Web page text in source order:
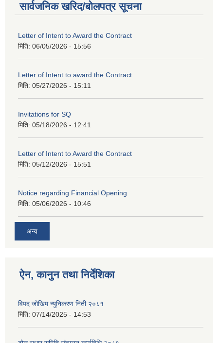
सार्वजनिक खरिद/बोलपत्र सूचना
Letter of Intent to Award the Contract
मिति: 06/05/2026 - 15:56
Letter of Intent to award the Contract
मिति: 05/27/2026 - 15:11
Invitations for SQ
मिति: 05/18/2026 - 12:41
Letter of Intent to Award the Contract
मिति: 05/12/2026 - 15:51
Notice regarding Financial Opening
मिति: 05/06/2026 - 10:46
अन्य
ऐन, कानुन तथा निर्देशिका
विपद जोखिम न्युनिकरण निती २०८१
मिति: 07/14/2025 - 14:53